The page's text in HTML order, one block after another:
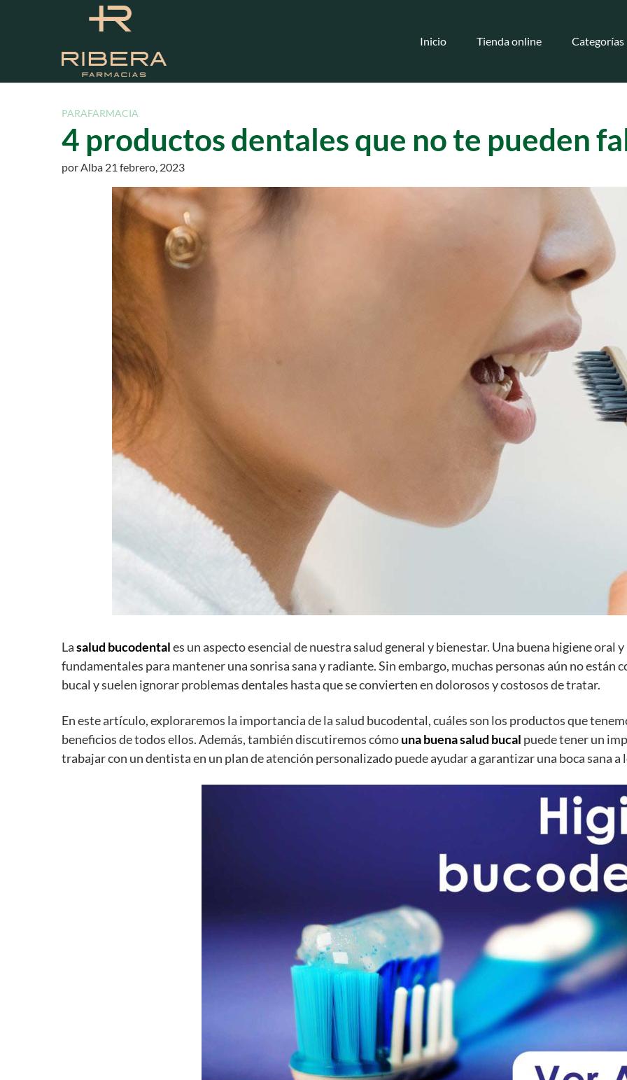
Inicio Tienda online Categorías
PARAFARMACIA
4 productos dentales que no te pueden
porAlba 21 febrero, 2023
Lasalud bucodentales un aspecto esencial de nuestra salud general y bienestar. Una buena higiene oral
fundamentales para mantener una sonrisa sana y radiante. Sin embargo, muchas personas aún no están
bucal y suelen ignorar problemas dentales hasta que se convierten en dolorosos y costosos de tratar.
En este artículo, exploraremos la importancia de la salud bucodental, cuáles son los productos que
beneficios de todos ellos. Además, también discutiremos cómouna buena salud bucal puede tener un
trabajar con un dentista en un plan de atención personalizado puede ayudar a garantizar una boca sana a